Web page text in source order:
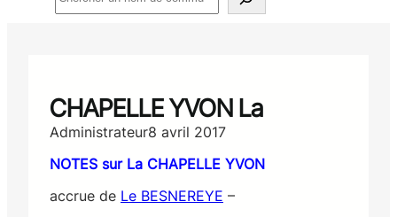
CHAPELLE YVON La
Administrateur8 avril 2017
NOTES sur La CHAPELLE YVON
accrue de Le BESNEREYE –